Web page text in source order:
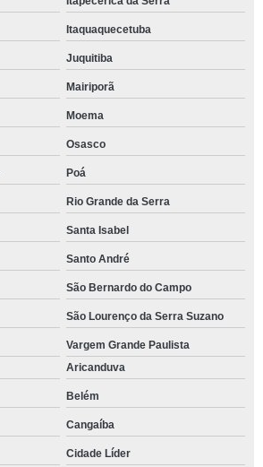
Itaquaquecetuba
Juquitiba
Mairiporã
Moema
Osasco
Poá
Rio Grande da Serra
Santa Isabel
Santo André
São Bernardo do Campo
São Lourenço da Serra Suzano
Vargem Grande Paulista
Aricanduva
Belém
Cangaíba
Cidade Líder